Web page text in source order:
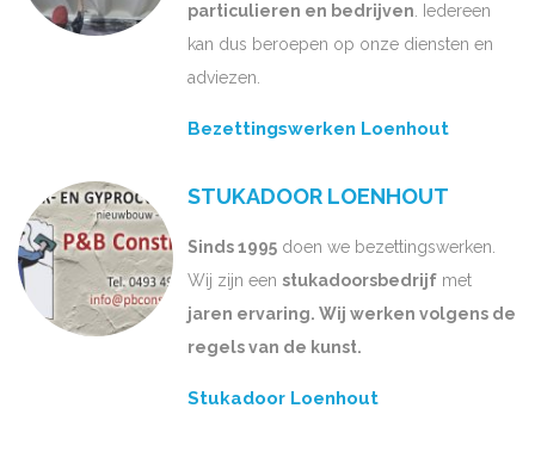
particulieren en bedrijven. Iedereen
kan dus beroepen op onze diensten en
adviezen.
Bezettingswerken Loenhout
STUKADOOR LOENHOUT
Sinds 1995 doen we bezettingswerken.
Wij zijn een stukadoorsbedrijf met
jaren ervaring. Wij werken volgens de
regels van de kunst.
Stukadoor Loenhout